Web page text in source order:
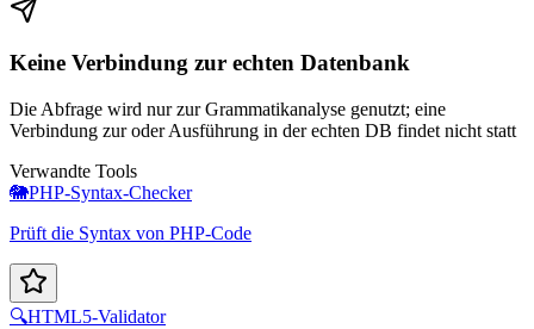
Keine Verbindung zur echten Datenbank
Die Abfrage wird nur zur Grammatikanalyse genutzt; eine
Verbindung zur oder Ausführung in der echten DB findet nicht statt
Verwandte Tools
🐘PHP-Syntax-Checker
Prüft die Syntax von PHP-Code
🔍HTML5-Validator